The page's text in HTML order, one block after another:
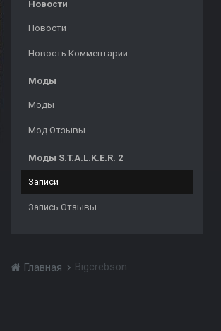
Новости
Новости
Новость Комментарии
Моды
Моды
Мод Отзывы
Моды S.T.A.L.K.E.R. 2
Записи
Запись Отзывы
Главная Bigcrebson